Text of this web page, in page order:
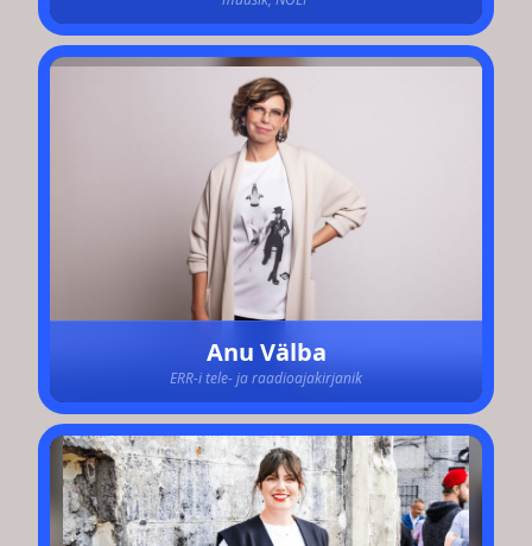
Anu Välba
ERR-i tele- ja raadioajakirjanik